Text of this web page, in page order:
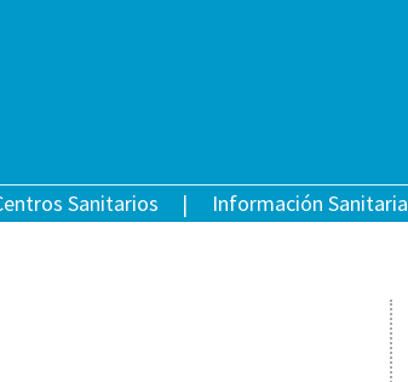
Sanitarios Información Sanitaria